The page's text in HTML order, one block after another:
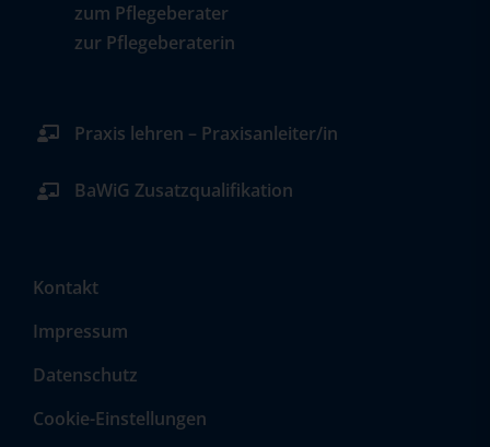
zum Pflegeberater
zur Pflegeberaterin
Praxis lehren – Praxisanleiter/in
BaWiG Zusatzqualifikation
Kontakt
Impressum
Datenschutz
Cookie-Einstellungen